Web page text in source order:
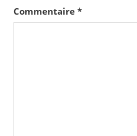
Commentaire *